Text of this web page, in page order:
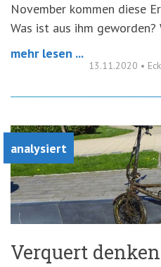
November kommen diese
Was ist aus ihm geworden?
mehr lesen ...
13.11.2020 •
analysiert
Verquert denken